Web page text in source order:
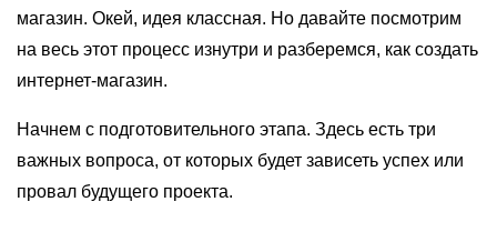
магазин. Окей, идея классная. Но давайте посмотрим
на весь этот процесс изнутри и разберемся, как создать
интернет-магазин.
Начнем с подготовительного этапа. Здесь есть три
важных вопроса, от которых будет зависеть успех или
провал будущего проекта.